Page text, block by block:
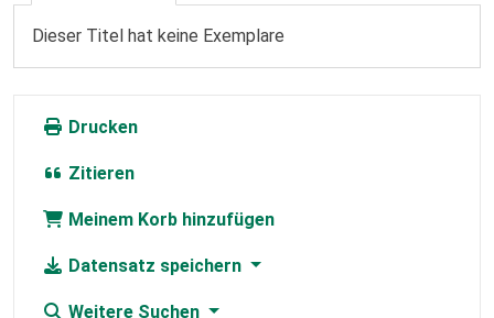
Dieser Titel hat keine Exemplare
Drucken
Zitieren
Meinem Korb hinzufügen
Datensatz speichern
Weitere Suchen